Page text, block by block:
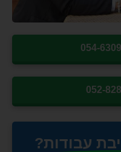
עבודות?